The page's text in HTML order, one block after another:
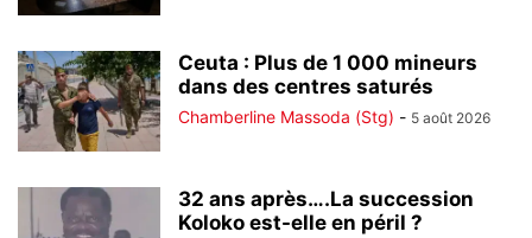
Ceuta : Plus de 1 000 mineurs
dans des centres saturés
Chamberline Massoda (Stg) - 5 août 2026
32 ans après….La succession
Koloko est-elle en péril ?